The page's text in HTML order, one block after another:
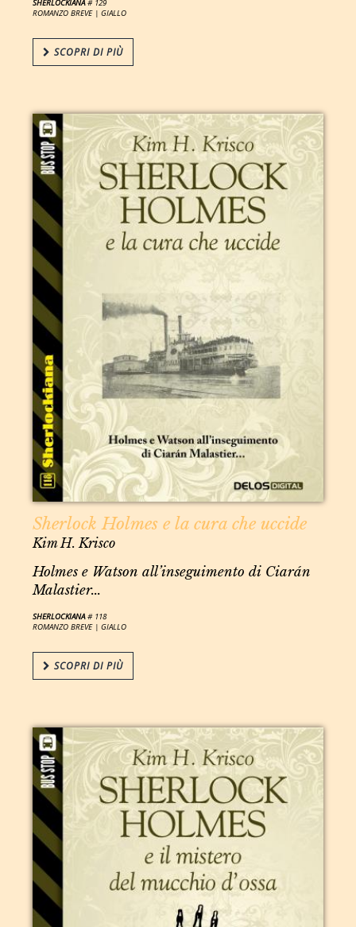
SHERLOCKIANA# 129
ROMANZO BREVE |GIALLO
SCOPRI DI PIÙ
Sherlock Holmes e la cura che uccide
Kim H. Krisco
Holmes e Watson all’inseguimento di Ciarán
Malastier...
SHERLOCKIANA# 118
ROMANZO BREVE |GIALLO
SCOPRI DI PIÙ